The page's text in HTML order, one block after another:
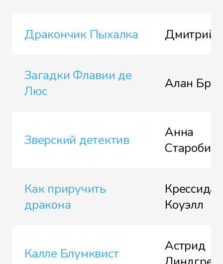
Дракончик Пыхалка Дмитрий
Загадки Флавии де
Люс
Алан
Зверский детектив
Анна
Как приручить
дракона
Крессида
Коуэлл
Калле Блумквист
Астрид